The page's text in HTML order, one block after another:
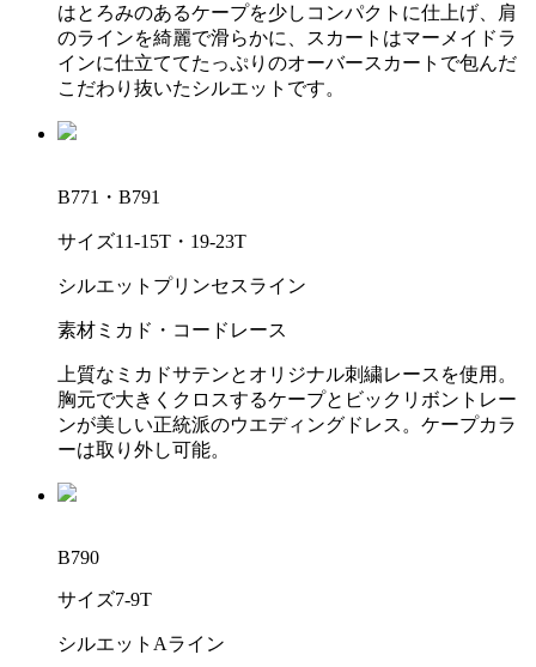
はとろみのあるケープを少しコンパクトに仕上げ、肩
のラインを綺麗で滑らかに、スカートはマーメイドラ
インに仕立ててたっぷりのオーバースカートで包んだ
こだわり抜いたシルエットです。
B771・B791
サイズ11-15T・19-23T
シルエット プリンセスライン
素材 ミカド・コードレース
上質なミカドサテンとオリジナル刺繍レースを使用。
胸元で大きくクロスするケープとビックリボントレー
ンが美しい正統派のウエディングドレス。ケープカラ
ーは取り外し可能。
B790
サイズ7-9T
シルエット Aライン